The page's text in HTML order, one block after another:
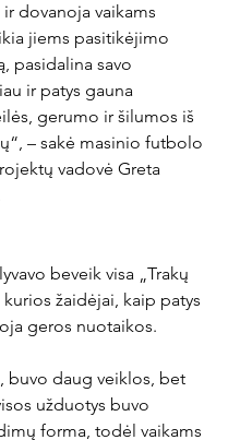
dovanoja vaikams
jiems pasitikėjimo
pasidalina savo
ir patys gauna
gerumo ir šilumos iš
– sakė masinio futbolo
vadovė Greta
beveik visa „Trakų
žaidėjai, kaip patys
geros nuotaikos.
buvo daug veiklos, bet
užduotys buvo
forma, todėl vaikams